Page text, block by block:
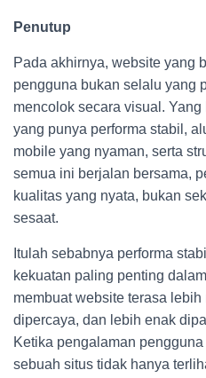
Penutup
Pada akhirnya, website yang
pengguna bukan selalu yang
mencolok secara visual.
yang punya performa stabil,
mobile yang nyaman, serta
semua ini berjalan bersama,
kualitas yang nyata, bukan
sesaat.
Itulah sebabnya performa
kekuatan paling penting
membuat website terasa
dipercaya, dan lebih enak
Ketika pengalaman
sebuah situs tidak hanya